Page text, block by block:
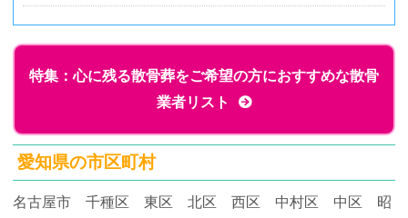
特集：心に残る散骨葬をご希望の方におすすめな散骨
業者リスト
愛知県の市区町村
名古屋市 千種区 東区 北区 西区 中村区 中区 昭